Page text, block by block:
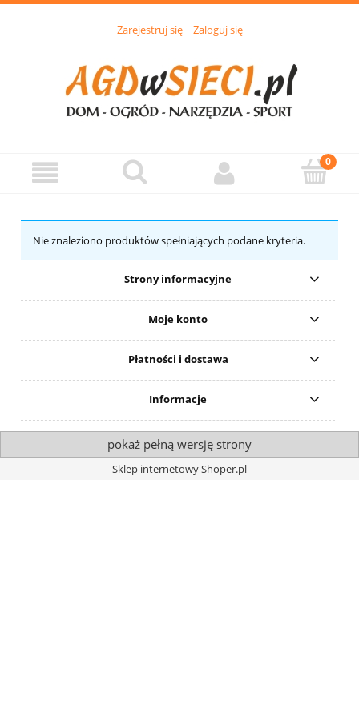
Zarejestruj się Zaloguj się
Nie znaleziono produktów spełniających podane kryteria.
Strony informacyjne
Moje konto
Płatności i dostawa
Informacje
pokaż pełną wersję strony
Sklep internetowy Shoper.pl